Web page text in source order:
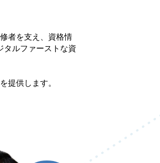
者を支え、資格情
ルファーストな資
提供します。